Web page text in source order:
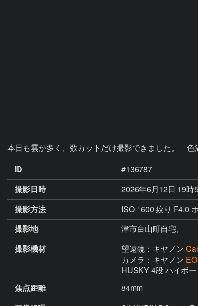
本日も雲が多く、数カットだけ撮影できました。　
ID
#136787
撮影日時
2026年6月12日 19時
撮影方法
ISO 1600 絞り F4.0
撮影地
津市白山町自宅。
撮影機材
望遠鏡：キヤノン
カメラ：キヤノン
HUSKY 4段 ハイボ
焦点距離
84mm